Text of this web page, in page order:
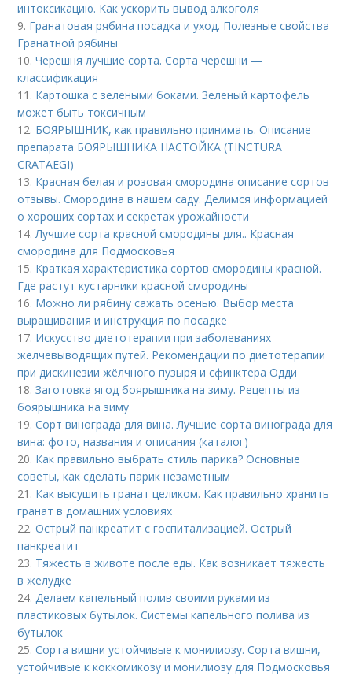
интоксикацию. Как ускорить вывод алкоголя
9. Гранатовая рябина посадка и уход. Полезные свойства
Гранатной рябины
10.Черешня лучшие сорта. Сорта черешни —
классификация
11. Картошка с зелеными боками. Зеленый картофель
может быть токсичным
12. БОЯРЫШНИК, как правильно принимать. Описание
препарата БОЯРЫШНИКА НАСТОЙКА (TINCTURA
CRATAEGI)
13. Красная белая и розовая смородина описание сортов
отзывы. Смородина в нашем саду. Делимся информацией
о хороших сортах и секретах урожайности
14.Лучшие сорта красной смородины для.. Красная
смородина для Подмосковья
15. Краткая характеристика сортов смородины красной.
Где растут кустарники красной смородины
16. Можно ли рябину сажать осенью. Выбор места
выращивания и инструкция по посадке
17. Искусство диетотерапии при заболеваниях
желчевыводящих путей. Рекомендации по диетотерапии
при дискинезии жёлчного пузыря и сфинктера Одди
18.Заготовка ягод боярышника на зиму. Рецепты из
боярышника на зиму
19.Сорт винограда для вина. Лучшие сорта винограда для
вина: фото, названия и описания (каталог)
20. Как правильно выбрать стиль парика? Основные
советы, как сделать парик незаметным
21. Как высушить гранат целиком. Как правильно хранить
гранат в домашних условиях
22.Острый панкреатит с госпитализацией. Острый
панкреатит
23. Тяжесть в животе после еды. Как возникает тяжесть
в желудке
24.Делаем капельный полив своими руками из
пластиковых бутылок. Системы капельного полива из
бутылок
25.Сорта вишни устойчивые к монилиозу. Сорта вишни,
устойчивые к коккомикозу и монилиозу для Подмосковья